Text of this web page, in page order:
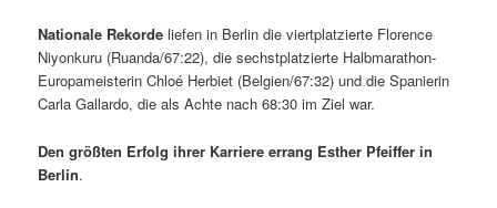
Nationale Rekorde liefen in Berlin die viertplatzierte Florence
Niyonkuru (Ruanda/67:22), die sechstplatzierte Halbmarathon-
Europameisterin Chloé Herbiet (Belgien/67:32) und die Spanierin
Carla Gallardo, die als Achte nach 68:30 im Ziel war.
Den größten Erfolg ihrer Karriere errang Esther Pfeiffer in
Berlin.